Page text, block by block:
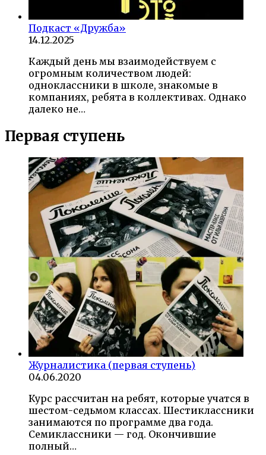
Подкаст «Дружба»
14.12.2025
Каждый день мы взаимодействуем с
огромным количеством людей:
одноклассники в школе, знакомые в
компаниях, ребята в коллективах. Однако
далеко не…
Первая ступень
Журналистика (первая ступень)
04.06.2020
Курс рассчитан на ребят, которые учатся в
шестом-седьмом классах. Шестиклассники
занимаются по программе два года.
Семиклассники — год. Окончившие
полный…